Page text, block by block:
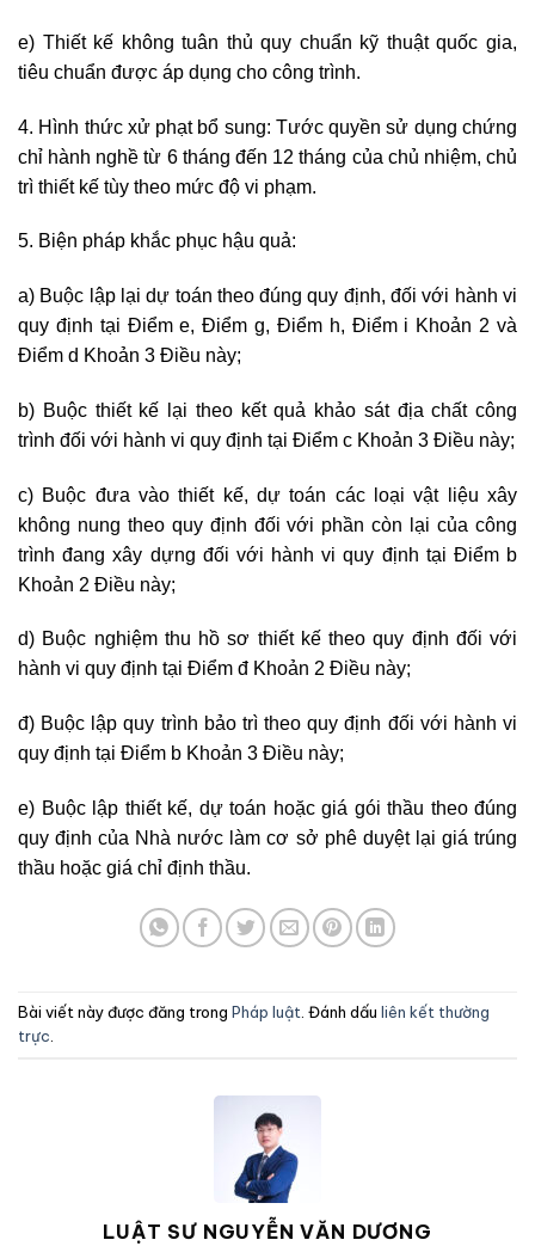
e) Thiết kế không tuân thủ quy chuẩn kỹ thuật quốc gia,
tiêu chuẩn được áp dụng cho công trình.
4. Hình thức xử phạt bổ sung: Tước quyền sử dụng chứng
chỉ hành nghề từ 6 tháng đến 12 tháng của chủ nhiệm, chủ
trì thiết kế tùy theo mức độ vi phạm.
5. Biện pháp khắc phục hậu quả:
a) Buộc lập lại dự toán theo đúng quy định, đối với hành vi
quy định tại Điểm e, Điểm g, Điểm h, Điểm i Khoản 2 và
Điểm d Khoản 3 Điều này;
b) Buộc thiết kế lại theo kết quả khảo sát địa chất công
trình đối với hành vi quy định tại Điểm c Khoản 3 Điều này;
c) Buộc đưa vào thiết kế, dự toán các loại vật liệu xây
không nung theo quy định đối với phần còn lại của công
trình đang xây dựng đối với hành vi quy định tại Điểm b
Khoản 2 Điều này;
d) Buộc nghiệm thu hồ sơ thiết kế theo quy định đối với
hành vi quy định tại Điểm đ Khoản 2 Điều này;
đ) Buộc lập quy trình bảo trì theo quy định đối với hành vi
quy định tại Điểm b Khoản 3 Điều này;
e) Buộc lập thiết kế, dự toán hoặc giá gói thầu theo đúng
quy định của Nhà nước làm cơ sở phê duyệt lại giá trúng
thầu hoặc giá chỉ định thầu.
Bài viết này được đăng trong Pháp luật. Đánh dấu liên kết thường
trực.
LUẬT SƯ NGUYỄN VĂN DƯƠNG